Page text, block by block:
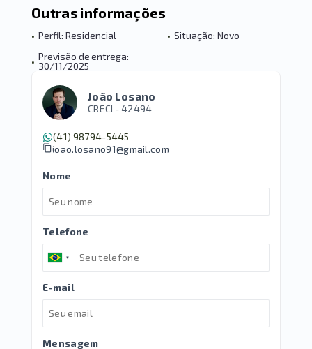
Outras informações
• Perfil: Residencial • Situação: Novo
• Previsão de entrega:
30/11/2025
João Losano
CRECI -42494
(41) 98794-5445
joao.losano91@gmail.com
Nome
Telefone
E-mail
Mensagem